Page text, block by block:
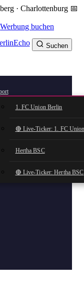
· Charlottenburg 📅
Werbung buchen
1. FC Union Berlin
🔴 Live-Ticker: 1. FC
Hertha BSC
🔴 Live-Ticker: Hertha BSC
Suchen